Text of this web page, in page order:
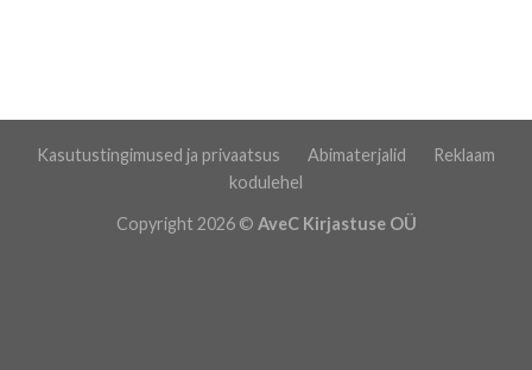
Kasutustingimused ja privaatsus Abimaterjalid
Reklaam
kodulehel
Copyright 2026 © AveC Kirjastuse OÜ